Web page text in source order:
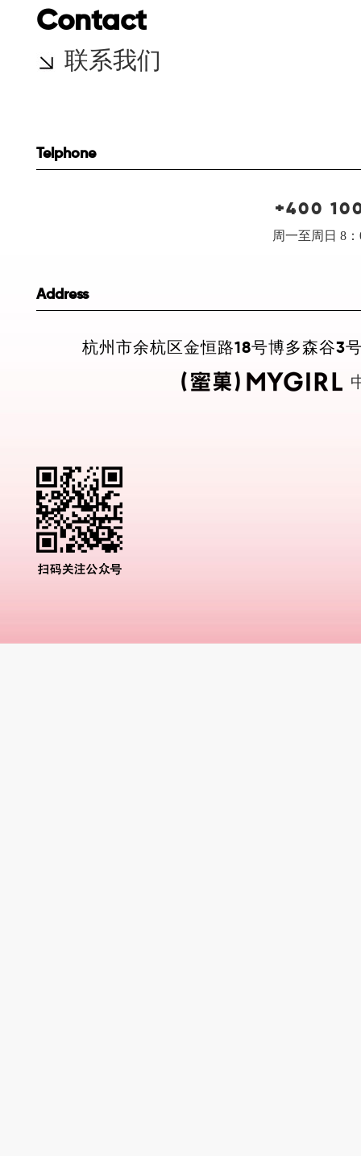
Contact
联系我们
Telphone
+400
周一至周日 8
Address
杭州市余杭区金恒路18号博多森谷3